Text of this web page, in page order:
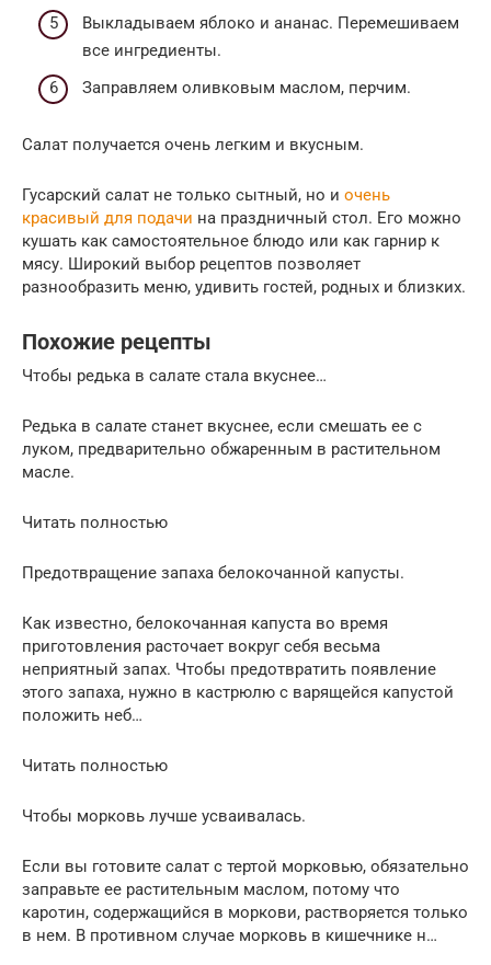
Выкладываем яблоко и ананас. Перемешиваем
все ингредиенты.
Заправляем оливковым маслом, перчим.
Салат получается очень легким и вкусным.
Гусарский салат не только сытный, но и очень
красивый для подачи на праздничный стол. Его можно
кушать как самостоятельное блюдо или как гарнир к
мясу. Широкий выбор рецептов позволяет
разнообразить меню, удивить гостей, родных и близких.
Похожие рецепты
Чтобы редька в салате стала вкуснее…
Редька в салате станет вкуснее, если смешать ее с
луком, предварительно обжаренным в растительном
масле.
Читать полностью
Предотвращение запаха белокочанной капусты.
Как известно, белокочанная капуста во время
приготовления расточает вокруг себя весьма
неприятный запах. Чтобы предотвратить появление
этого запаха, нужно в кастрюлю с варящейся капустой
положить неб…
Читать полностью
Чтобы морковь лучше усваивалась.
Если вы готовите салат с тертой морковью, обязательно
заправьте ее растительным маслом, потому что
каротин, содержащийся в моркови, растворяется только
в нем. В противном случае морковь в кишечнике н…